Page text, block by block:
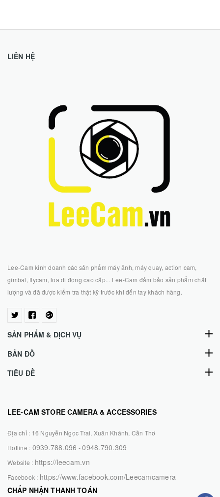
LIÊN HỆ
Lee-Cam kinh doanh các sản phẩm máy ảnh, máy quay, action cam,
gimbal, flycam, loa di động cao cấp... Lee-Cam đảm bảo sản phẩm chất
lượng và đã được kiểm tra thật kỹ trước khi đến tay khách hàng.
SẢN PHẨM & DỊCH VỤ
BẢN ĐỒ
TIÊU ĐỀ
LEE-CAM STORE CAMERA & ACCESSORIES
Địa chỉ : 16 Nguyễn Ngọc Trai, Xuân Khánh, Cần Thơ
Hotline : 0939.788.096 -0948.790.309
Website : https://leecam.vn
Facebook : https://www.facebook.com/Leecamcamera
CHẤP NHẬN THANH TOÁN